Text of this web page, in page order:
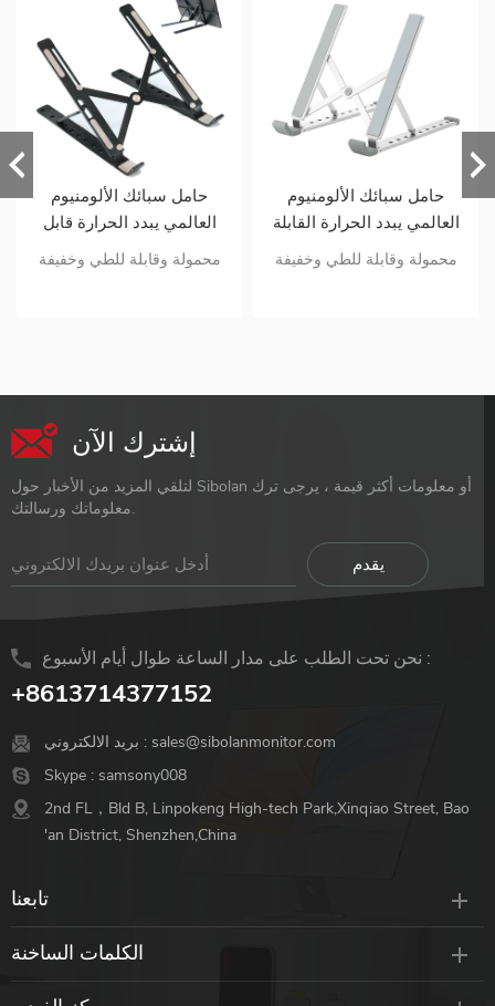
حامل سبائك الألومنيوم
العالمي يبدد الحرارة قابل
للتعديل ويدعم شاشة محمولة
/ جهاز كمبيوتر / آي باد / جهاز
محمولة وقابلة للطي وخفيفة
حامل سبائك الألومنيوم
العالمي يبدد الحرارة القابلة
للتعديل ودعم الشاشة
المحمولة / الكمبيوتر / ipad /
محمولة وقابلة للطي وخفيفة
إشترك الآن
لتلقي المزيد من الأخبار حول Sibolan أو معلومات أكثر قيمة ، يرجى ترك
معلوماتك ورسالتك.
نحن تحت الطلب على مدار الساعة طوال أيام الأسبوع :
+8613714377152
بريد الالكتروني : sales@sibolanmonitor.com
Skype : samsony008
2nd FL，Bld B, Linpokeng High-tech Park,Xinqiao Street, Bao
'an District, Shenzhen,China
تابعنا
الكلمات الساخنة